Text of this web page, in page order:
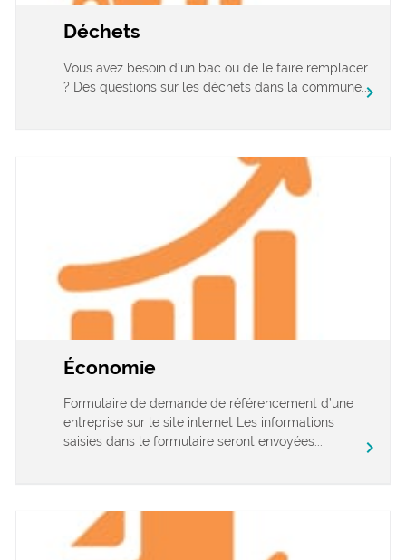
Déchets
Vous avez besoin d’un bac ou de le faire remplacer
? Des questions sur les déchets dans la commune...
chevron_right
Économie
Formulaire de demande de référencement d’une
entreprise sur le site internet Les informations
saisies dans le formulaire seront envoyées...
chevron_right